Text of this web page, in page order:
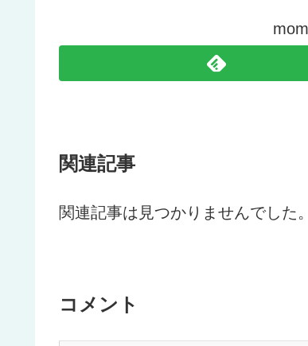
関連記事
関連記事は見つかりませんでした。
コメント